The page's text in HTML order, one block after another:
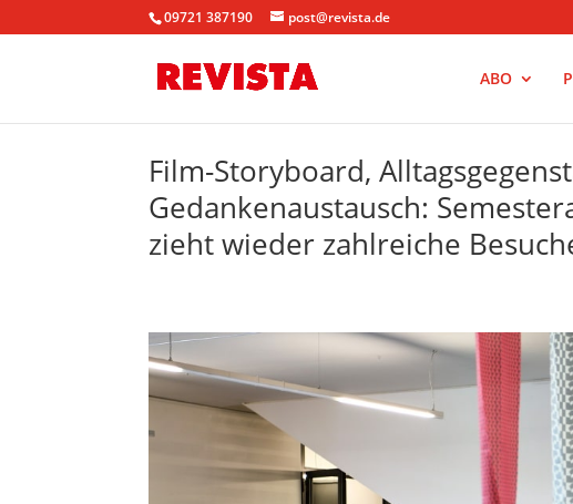
09721 387190 post@revista.de
ABO
Film-Storyboard,
Gedankenaustausch:
zieht wieder zahlreiche